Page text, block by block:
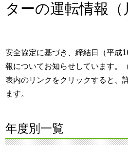
ターの運転情報（
安全協定に基づき、締結日（平成
報についてお知らせしています。
表内のリンクをクリックすると、
ます。
年度別一覧